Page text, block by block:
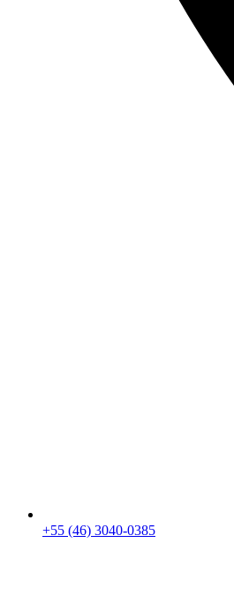
+55 (46) 3040-0385